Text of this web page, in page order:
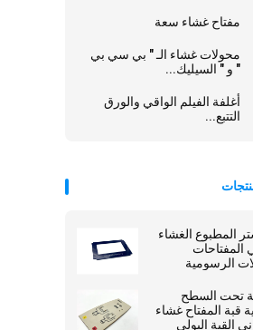
مفتاح غشاء سعة
محولات غشاء الـ " بي سي بي
" و " السيليك...
أغلفة الفيلم الواقي والورق
التتبع...
المطبوع الغشاء
المفتاحات
الرسومية
تحت السطح
قبة المفتاح غشاء
القبة البولي